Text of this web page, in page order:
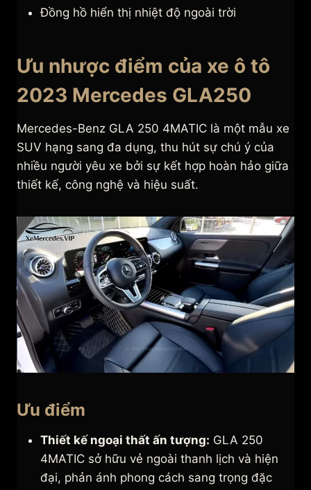
Đồng hồ hiển thị nhiệt độ ngoài trời
Ưu nhược điểm của xe ô tô
2023 Mercedes GLA250
Mercedes-Benz GLA 250 4MATIC là một mẫu xe
SUV hạng sang đa dụng, thu hút sự chú ý của
nhiều người yêu xe bởi sự kết hợp hoàn hảo giữa
thiết kế, công nghệ và hiệu suất.
Ưu điểm
Thiết kế ngoại thất ấn tượng: GLA 250
4MATIC sở hữu vẻ ngoài thanh lịch và hiện
đại, phản ánh phong cách sang trọng đặc